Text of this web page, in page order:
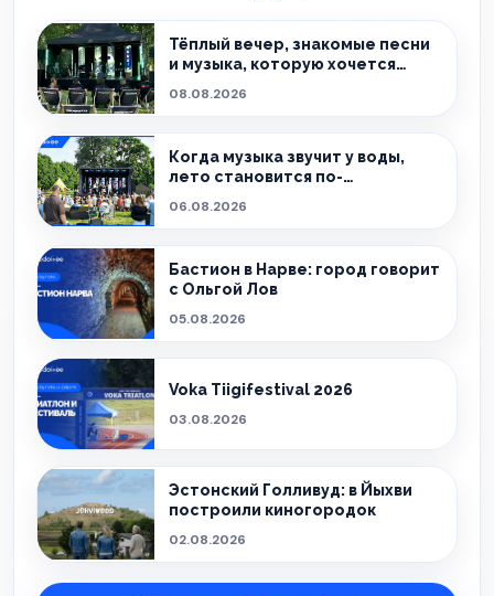
Тёплый вечер, знакомые песни
и музыка, которую хочется
08.08.2026
Когда музыка звучит у воды,
лето становится по-
06.08.2026
Бастион в Нарве: город говорит
с Ольгой Лов
05.08.2026
Voka Tiigifestival 2026
03.08.2026
Эстонский Голливуд: в Йыхви
построили киногородок
02.08.2026